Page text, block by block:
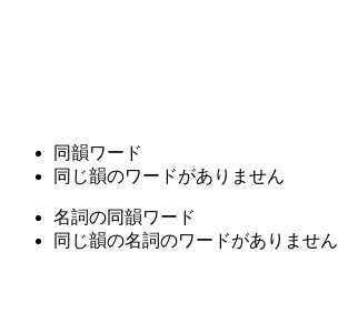
同韻ワード
同じ韻のワードがありません
名詞の同韻ワード
同じ韻の名詞のワードがありません